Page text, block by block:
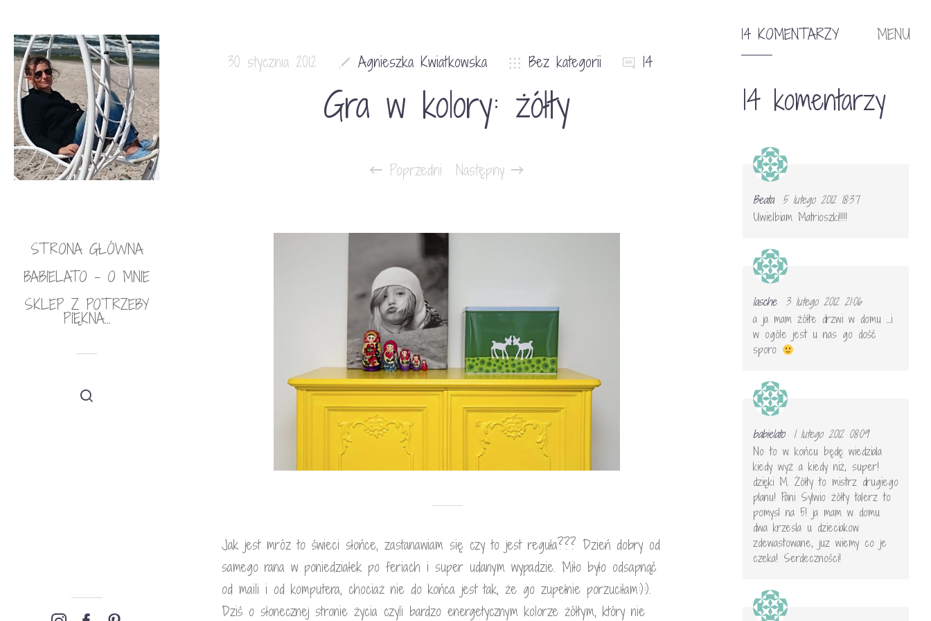
STRONA GŁÓWNA
BABIELATO – O MNIE
SKLEP Z POTRZEBY
PIĘKNA…
30 stycznia 2012 Agnieszka Kwiatkowska Bez kategorii 14
Gra w kolory: żółty
Poprzedni Następny
Jak jest mróz to świeci słońce, zastanawiam się czy to jest reguła??? Dzień dobry od
samego rana w poniedziałek po feriach i super udanym wypadzie. Miło było odsapnąć
od maili i od komputera, chociaż nie do końca jest tak, że go zupełnie porzuciłam:):).
Dziś o słonecznej stronie życia czyli bardzo energetycznym kolorze żółtym, który nie
14 KOMENTARZY MENU
14 komentarzy
Beata
5 lutego 2012 18:37
Uwielbiam Matrioszki!!!!
lasche
3 lutego 2012 21:06
a ja mam żółte drzwi w domu …i
w ogóle jest u nas go dość
sporo
babielato
1 lutego 2012 08:09
No to w końcu będę wiedziala
kiedy wyż a kiedy niż, super!
dzięki M. Żółty to mistrz drugiego
planu! Pani Sylwio żółty talerz to
pomysl na 5! ja mam w domu
dwa krzesla u dzieciakow
zdewastowane, juz wiemy co je
czeka! Serdeczności!